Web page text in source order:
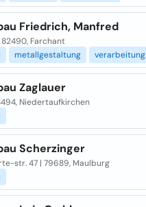
Friedrich, Manfred
82490, Farchant
metallgestaltung verarbeitung
Zaglauer
Niedertaufkirchen
Scherzinger
str. 47 | 79689, Maulburg